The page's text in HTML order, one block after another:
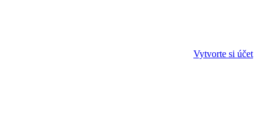
Vytvorte si účet